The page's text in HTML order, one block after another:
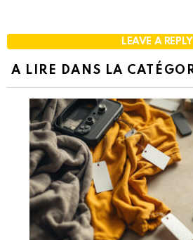
LEAVE A REPLY
A LIRE DANS LA